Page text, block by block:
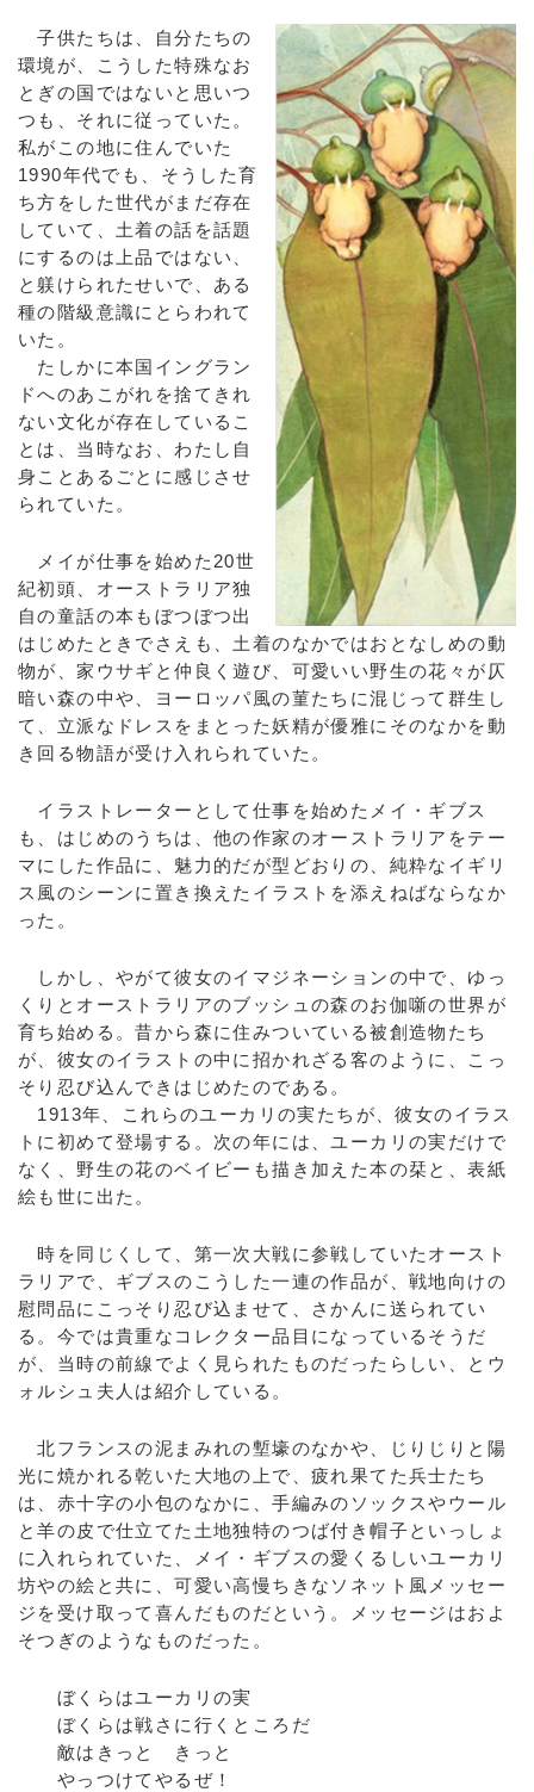
子供たちは、自分たちの
環境が、こうした特殊なお
とぎの国ではないと思いつ
つも、それに従っていた。
私がこの地に住んでいた
1990年代でも、そうした育
ち方をした世代がまだ存在
していて、土着の話を話題
にするのは上品ではない、
と躾けられたせいで、ある
種の階級意識にとらわれて
いた。
たしかに本国イングラン
ドへのあこがれを捨てきれ
ない文化が存在しているこ
とは、当時なお、わたし自
身ことあるごとに感じさせ
られていた。
メイが仕事を始めた20世
紀初頭、オーストラリア独
自の童話の本もぼつぼつ出
はじめたときでさえも、土着のなかではおとなしめの動
物が、家ウサギと仲良く遊び、可愛いい野生の花々が仄
暗い森の中や、ヨーロッパ風の菫たちに混じって群生し
て、立派なドレスをまとった妖精が優雅にそのなかを動
き回る物語が受け入れられていた。
イラストレーターとして仕事を始めたメイ・ギブス
も、はじめのうちは、他の作家のオーストラリアをテー
マにした作品に、魅力的だが型どおりの、純粋なイギリ
ス風のシーンに置き換えたイラストを添えねばならなか
った。
しかし、やがて彼女のイマジネーションの中で、ゆっ
くりとオーストラリアのブッシュの森のお伽噺の世界が
育ち始める。昔から森に住みついている被創造物たち
が、彼女のイラストの中に招かれざる客のように、こっ
そり忍び込んできはじめたのである。
1913年、これらのユーカリの実たちが、彼女のイラス
トに初めて登場する。次の年には、ユーカリの実だけで
なく、野生の花のベイビーも描き加えた本の栞と、表紙
絵も世に出た。
時を同じくして、第一次大戦に参戦していたオースト
ラリアで、ギブスのこうした一連の作品が、戦地向けの
慰問品にこっそり忍び込ませて、さかんに送られてい
る。今では貴重なコレクター品目になっているそうだ
が、当時の前線でよく見られたものだったらしい、とウ
ォルシュ夫人は紹介している。
北フランスの泥まみれの塹壕のなかや、じりじりと陽
光に焼かれる乾いた大地の上で、疲れ果てた兵士たち
は、赤十字の小包のなかに、手編みのソックスやウール
と羊の皮で仕立てた土地独特のつば付き帽子といっしょ
に入れられていた、メイ・ギブスの愛くるしいユーカリ
坊やの絵と共に、可愛い高慢ちきなソネット風メッセー
ジを受け取って喜んだものだという。メッセージはおよ
そつぎのようなものだった。
ぼくらはユーカリの実
ぼくらは戦さに行くところだ
敵はきっと きっと
やっつけてやるぜ！